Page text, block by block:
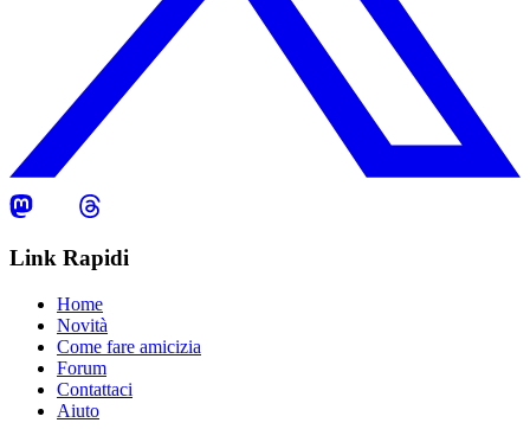
Link Rapidi
Home
Novità
Come fare amicizia
Forum
Contattaci
Aiuto